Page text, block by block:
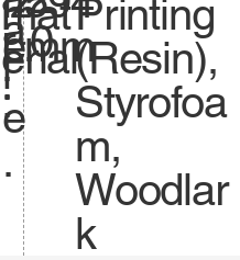
r
:
mat
erial
:
a
l
e
.
e.0
mm
Printing
(Resin),
Styrofoa
m,
Woodlar
k